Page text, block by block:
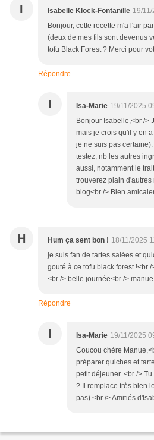
I Isabelle Klock-Fontanille 19/
Bonjour, cette recette m'a l'air
(deux de mes fils sont devenus
tofu Black Forest ? Merci pour
Répondre
I Isa-Marie 19/11/2025
Bonjour Isabelle,<br />
mais je crois qu'il y en
je ne suis pas
testez, nb les autres
aussi, notamment le
trouverez plain
blog<br /> Bien
H Hum ça sent bon ! 18/11/2025
je suis fan de tartes salées et
gouté à ce tofu black forest !<br
<br /> belle journée<br /> manue
Répondre
I Isa-Marie 19/11/2025
Coucou chère
préparer quiches et
petit déjeuner. <br />
? Il remplace très bien
pas).<br /> Amitiés